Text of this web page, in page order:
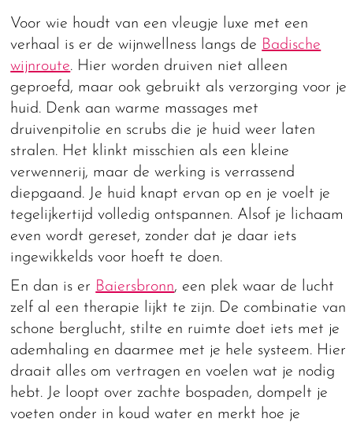
Voor wie houdt van een vleugje luxe met een
verhaal is er de wijnwellness langs de Badische
wijnroute. Hier worden druiven niet alleen
geproefd, maar ook gebruikt als verzorging voor je
huid. Denk aan warme massages met
druivenpitolie en scrubs die je huid weer laten
stralen. Het klinkt misschien als een kleine
verwennerij, maar de werking is verrassend
diepgaand. Je huid knapt ervan op en je voelt je
tegelijkertijd volledig ontspannen. Alsof je lichaam
even wordt gereset, zonder dat je daar iets
ingewikkelds voor hoeft te doen.
En dan is er Baiersbronn, een plek waar de lucht
zelf al een therapie lijkt te zijn. De combinatie van
schone berglucht, stilte en ruimte doet iets met je
ademhaling en daarmee met je hele systeem. Hier
draait alles om vertragen en voelen wat je nodig
hebt. Je loopt over zachte bospaden, dompelt je
voeten onder in koud water en merkt hoe je